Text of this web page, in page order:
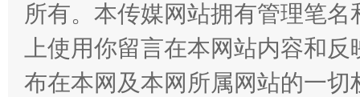
所有。本传媒网站拥有管理笔
上使用你留言在本网站内容和
布在本网及本网所属网站的一